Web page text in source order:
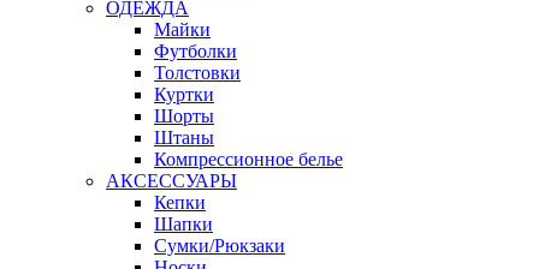
ОДЕЖДА
Майки
Футболки
Толстовки
Куртки
Шорты
Штаны
Компрессионное белье
АКСЕССУАРЫ
Кепки
Шапки
Сумки/Рюкзаки